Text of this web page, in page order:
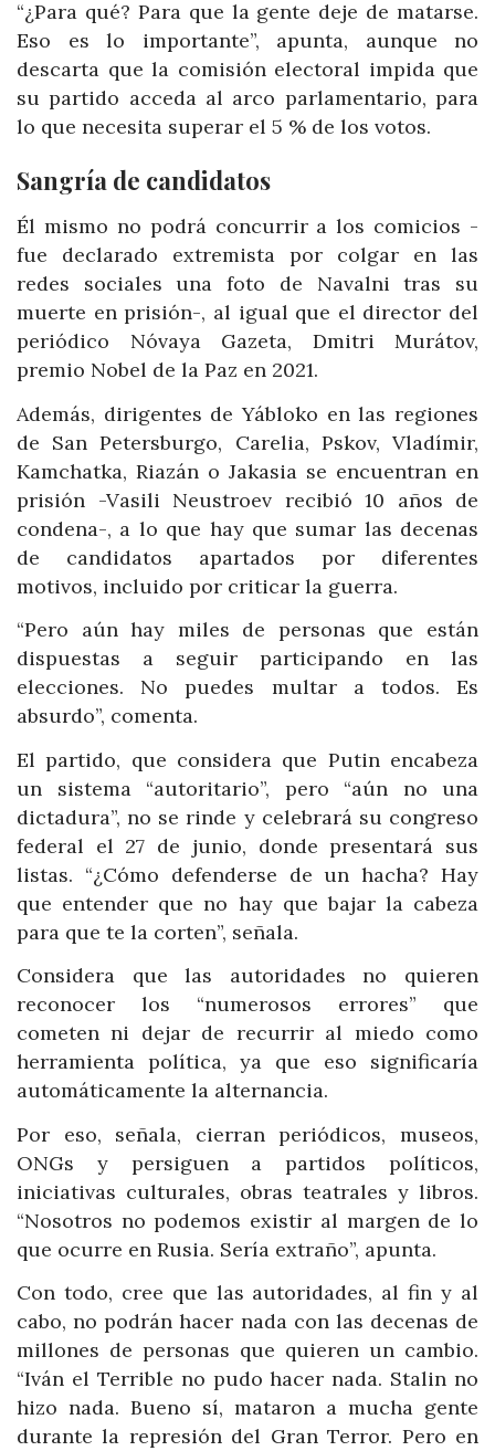
“¿Para qué? Para que la gente deje de matarse.
Eso es lo importante”, apunta, aunque no
descarta que la comisión electoral impida que
su partido acceda al arco parlamentario, para
lo que necesita superar el 5 % de los votos.
Sangría de candidatos
Él mismo no podrá concurrir a los comicios -
fue declarado extremista por colgar en las
redes sociales una foto de Navalni tras su
muerte en prisión-, al igual que el director del
periódico Nóvaya Gazeta, Dmitri Murátov,
premio Nobel de la Paz en 2021.
Además, dirigentes de Yábloko en las regiones
de San Petersburgo, Carelia, Pskov, Vladímir,
Kamchatka, Riazán o Jakasia se encuentran en
prisión -Vasili Neustroev recibió 10 años de
condena-, a lo que hay que sumar las decenas
de candidatos apartados por diferentes
motivos, incluido por criticar la guerra.
“Pero aún hay miles de personas que están
dispuestas a seguir participando en las
elecciones. No puedes multar a todos. Es
absurdo”, comenta.
El partido, que considera que Putin encabeza
un sistema “autoritario”, pero “aún no una
dictadura”, no se rinde y celebrará su congreso
federal el 27 de junio, donde presentará sus
listas. “¿Cómo defenderse de un hacha? Hay
que entender que no hay que bajar la cabeza
para que te la corten”, señala.
Considera que las autoridades no quieren
reconocer los “numerosos errores” que
cometen ni dejar de recurrir al miedo como
herramienta política, ya que eso significaría
automáticamente la alternancia.
Por eso, señala, cierran periódicos, museos,
ONGs y persiguen a partidos políticos,
iniciativas culturales, obras teatrales y libros.
“Nosotros no podemos existir al margen de lo
que ocurre en Rusia. Sería extraño”, apunta.
Con todo, cree que las autoridades, al fin y al
cabo, no podrán hacer nada con las decenas de
millones de personas que quieren un cambio.
“Iván el Terrible no pudo hacer nada. Stalin no
hizo nada. Bueno sí, mataron a mucha gente
durante la represión del Gran Terror. Pero en